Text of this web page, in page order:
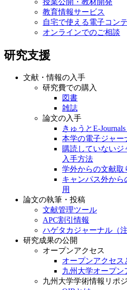
授業公開・教材開発
教育情報サービス
自宅で使える電子コン
オンラインでのご相談
研究支援
文献・情報の入手
研究費での購入
図書
雑誌
論文の入手
きゅうとE-
本学の電子ジャー
購読していないジ
入手方法
学外からの文献取
キャンパス外から
用
論文の執筆・投稿
文献管理ツール
APC割引情報
ハゲタカジャーナル（注
研究成果の公開
オープンアクセス
オープンアクセス
九州大学オープン
九州大学学術情報リポ